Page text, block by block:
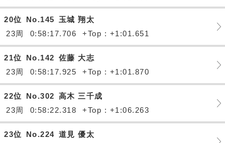
20位 No.145
玉城 翔太
23周
0:58:17.706 +Top : +1:01.651
21位 No.142 佐藤 大志
23周
0:58:17.925 +Top : +1:01.870
22位 No.302 高木 三千成
23周
0:58:22.318 +Top : +1:06.263
23位 No.224 道見 優太